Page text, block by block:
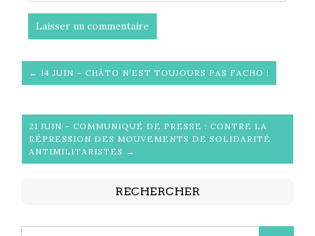
← 14 JUIN – CHÂTO N’EST TOUJOURS PAS FACHO !
21 JUIN – COMMUNIQUÉ DE PRESSE : CONTRE LA
RÉPRESSION DES MOUVEMENTS DE SOLIDARITÉ
ANTIMILITARISTES →
RECHERCHER